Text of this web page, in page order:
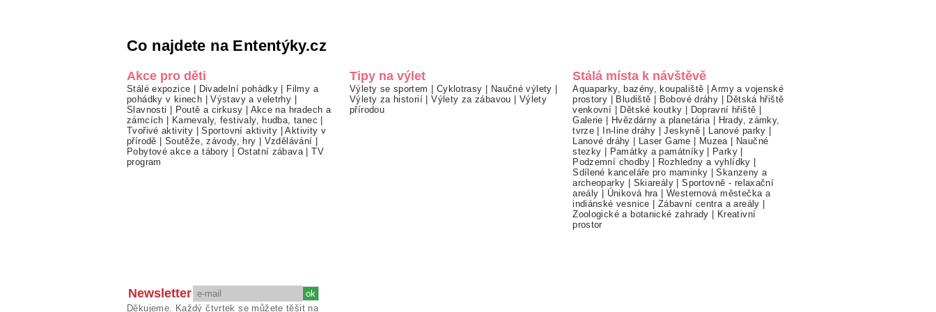
Co najdete na Ententýky.cz
Akce pro děti
Stálé expozice | Divadelní pohádky | Filmy a
pohádky v kinech |Výstavy a veletrhy |
Slavnosti | Poutě a cirkusy | Akce na hradech a
zámcích | Karnevaly, festivaly, hudba, tanec |
Tvořivé aktivity |Sportovní aktivity |Aktivity v
přírodě | Soutěže, závody, hry | Vzdělávání |
Pobytové akce a tábory | Ostatní zábava |TV
program
Tipy na výlet
Výlety se sportem | Cyklotrasy | Naučné výlety |
Výlety za historií |Výlety za zábavou | Výlety
přírodou
Stálá místa k návštěvě
Aquaparky, bazény, koupaliště |Army a vojenské
prostory | Bludiště | Bobové dráhy | Dětská hřiště
venkovní | Dětské koutky | Dopravní hřiště |
Galerie | Hvězdárny a planetária | Hrady, zámky,
tvrze | In-line dráhy |Jeskyně | Lanové parky |
Lanové dráhy | Laser Game | Muzea | Naučné
stezky | Památky a památníky| Parky |
Podzemní chodby| Rozhledny a vyhlídky |
Sdílené kanceláře pro maminky |Skanzeny a
archeoparky | Skiareály |Sportovně - relaxační
areály | Úniková hra |Westernová městečka a
indiánské vesnice | Zábavní centra a areály |
Zoologické a botanické zahrady | Kreativní
prostor
Newsletter
Děkujeme. Každý čtvrtek se můžete těšit na